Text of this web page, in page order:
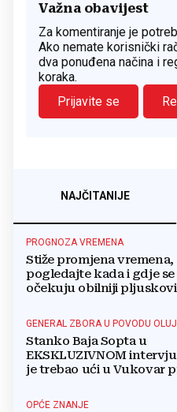
Važna obavijest
Za komentiranje je
Ako nemate korisnički
dva ponuđena načina i
koraka.
Prijavite se
NAJČITANIJE
PROGNOZA VREMENA
Stiže promjena vremena,
pogledajte kada i gdje se
očekuju obilniji
GENERAL ZBORA U POVODU
Stanko Baja Sopta u
EKSKLUZIVNOM
je trebao ući u Vukovar
Bršadina
OPĆE ZNANJE